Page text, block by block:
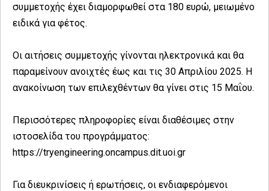
συμμετοχής έχει διαμορφωθεί στα 180 ευρώ, μειωμένο
ειδικά για φέτος.
Οι αιτήσεις συμμετοχής γίνονται ηλεκτρονικά και θα
παραμείνουν ανοιχτές έως και τις 30 Απριλίου 2025. Η
ανακοίνωση των επιλεχθέντων θα γίνει στις 15 Μαΐου.
Περισσότερες πληροφορίες είναι διαθέσιμες στην
ιστοσελίδα του προγράμματος:
https://tryengineering.oncampus.dit.uoi.gr
Για διευκρινίσεις ή ερωτήσεις, οι ενδιαφερόμενοι